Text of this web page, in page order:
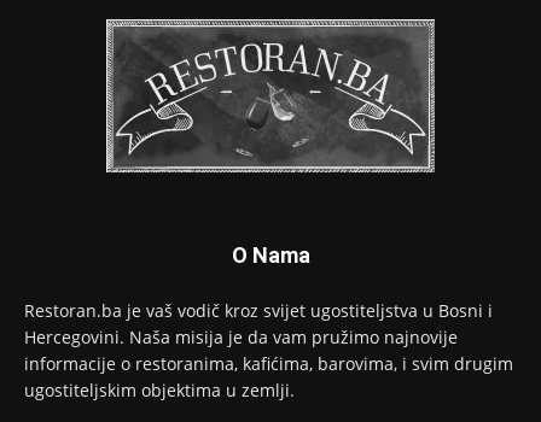
O Nama
Restoran.ba je vaš vodič kroz svijet ugostiteljstva u Bosni i
Hercegovini. Naša misija je da vam pružimo najnovije
informacije o restoranima, kafićima, barovima, i svim drugim
ugostiteljskim objektima u zemlji.